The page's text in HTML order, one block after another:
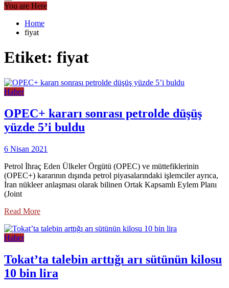
You are Here
Home
fiyat
Etiket: fiyat
Haber
OPEC+ kararı sonrası petrolde düşüş
yüzde 5’i buldu
6 Nisan 2021
Petrol İhraç Eden Ülkeler Örgütü (OPEC) ve müttefiklerinin
(OPEC+) kararının dışında petrol piyasalarındaki işlemciler ayrıca,
İran nükleer anlaşması olarak bilinen Ortak Kapsamlı Eylem Planı
(Joint
Read More
Haber
Tokat’ta talebin arttığı arı sütünün kilosu
10 bin lira